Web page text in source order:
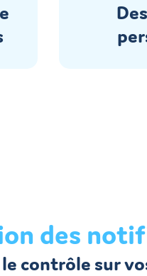
des
le contrôle sur